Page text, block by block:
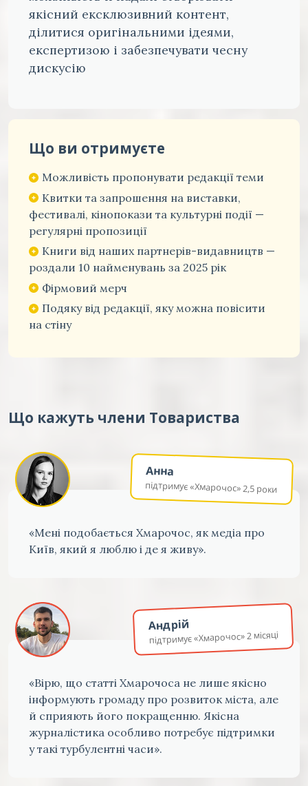
якісний ексклюзивний контент,
ділитися оригінальними ідеями,
експертизою і забезпечувати чесну
дискусію
Що ви отримуєте
Можливість пропонувати редакції теми
Квитки та запрошення на виставки,
фестивалі, кінопокази та культурні події —
регулярні пропозиції
Книги від наших партнерів-видавництв —
роздали 10 найменувань за 2025 рік
Фірмовий мерч
Подяку від редакції, яку можна повісити
на стіну
Що кажуть члени Товариства
Анна
підтримує «Хмарочос» 2,5 роки
«Мені подобається Хмарочос, як медіа про
Київ, який я люблю і де я живу».
Андрій
підтримує «Хмарочос» 2 місяці
«Вірю, що статті Хмарочоса не лише якісно
інформують громаду про розвиток міста, але
й сприяють його покращенню. Якісна
журналістика особливо потребує підтримки
у такі турбулентні часи».